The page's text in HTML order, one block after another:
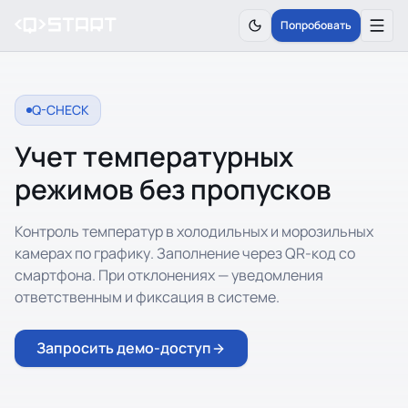
Попробовать
Q-CHECK
Учет температурных
режимов без пропусков
Контроль температур в холодильных и морозильных
камерах по графику. Заполнение через QR-код со
смартфона. При отклонениях — уведомления
ответственным и фиксация в системе.
Запросить демо-доступ